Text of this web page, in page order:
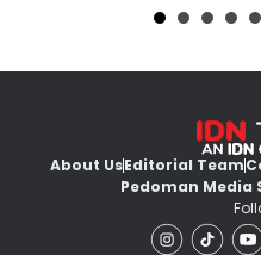
About UsEditorial Team
Pedoman Media